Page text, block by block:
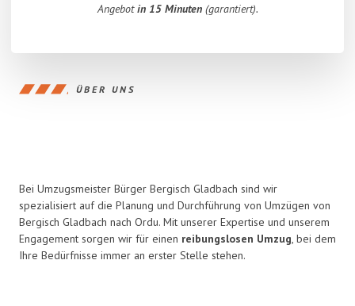
Angebotin 15 Minuten(garantiert).
ÜBER UNS
Bei Umzugsmeister Bürger Bergisch Gladbach sind wir
spezialisiert auf die Planung und Durchführung von Umzügen von
Bergisch Gladbach nach Ordu. Mit unserer Expertise und unserem
Engagement sorgen wir für einen reibungslosen Umzug, bei dem
Ihre Bedürfnisse immer an erster Stelle stehen.